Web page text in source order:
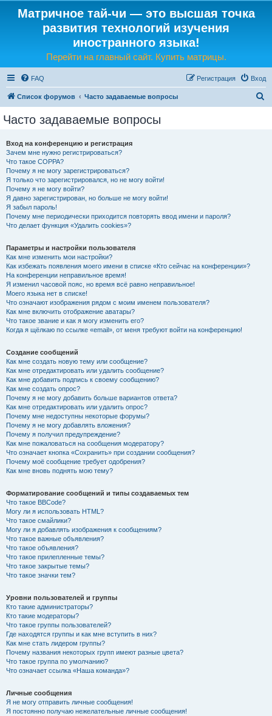
Матричное тай-чи — это высшая точка
развития технологий изучения
иностранного языка!
Перейти на главный сайт. Купить матрицы.
FAQ Вход
Регистрация
Список форумов Часто задаваемые вопросы
Часто задаваемые вопросы
Вход на конференцию и регистрация
Зачем мне нужно регистрироваться?
Что такое COPPA?
Почему я не могу зарегистрироваться?
Я только что зарегистрировался, но не могу войти!
Почему я не могу войти?
Я давно зарегистрирован, но больше не могу войти!
Я забыл пароль!
Почему мне периодически приходится повторять ввод имени и пароля?
Что делает функция «Удалить cookies»?
Параметры и настройки пользователя
Как мне изменить мои настройки?
Как избежать появления моего имени в списке «Кто сейчас на конференции»?
На конференции неправильное время!
Я изменил часовой пояс, но время всё равно неправильное!
Моего языка нет в списке!
Что означают изображения рядом с моим именем пользователя?
Как мне включить отображение аватары?
Что такое звание и как я могу изменить его?
Когда я щёлкаю по ссылке «email», от меня требуют войти на конференцию!
Создание сообщений
Как мне создать новую тему или сообщение?
Как мне отредактировать или удалить сообщение?
Как мне добавить подпись к своему сообщению?
Как мне создать опрос?
Почему я не могу добавить больше вариантов ответа?
Как мне отредактировать или удалить опрос?
Почему мне недоступны некоторые форумы?
Почему я не могу добавлять вложения?
Почему я получил предупреждение?
Как мне пожаловаться на сообщения модератору?
Что означает кнопка «Сохранить» при создании сообщения?
Почему моё сообщение требует одобрения?
Как мне вновь поднять мою тему?
Форматирование сообщений и типы создаваемых тем
Что такое BBCode?
Могу ли я использовать HTML?
Что такое смайлики?
Могу ли я добавлять изображения к сообщениям?
Что такое важные объявления?
Что такое объявления?
Что такое прилепленные темы?
Что такое закрытые темы?
Что такое значки тем?
Уровни пользователей и группы
Кто такие администраторы?
Кто такие модераторы?
Что такое группы пользователей?
Где находятся группы и как мне вступить в них?
Как мне стать лидером группы?
Почему названия некоторых групп имеют разные цвета?
Что такое группа по умолчанию?
Что означает ссылка «Наша команда»?
Личные сообщения
Я не могу отправить личные сообщения!
Я постоянно получаю нежелательные личные сообщения!